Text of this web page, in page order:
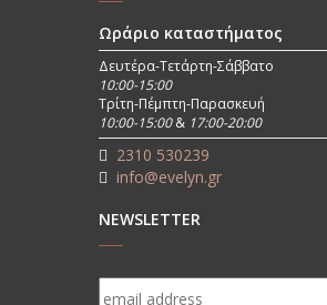
Ωράριο καταστήματος
Δευτέρα-Τετάρτη-Σάββατο
10:00-15:00
Τρίτη-Πέμπτη-Παρασκευή
10:00-15:00& 17:00-20:00
2310 530239
info@evelyn.gr
NEWSLETTER